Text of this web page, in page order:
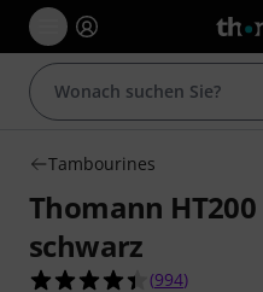
Tambourines
Thomann
schwarz
4.4 von 5
(994)